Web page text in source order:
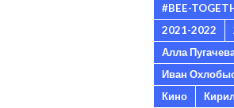
#BEE-
2021-2022
Алла
Иван
Кино